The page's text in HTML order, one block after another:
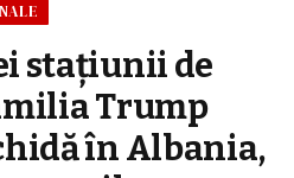
staţiunii de
Trump
în Albania,